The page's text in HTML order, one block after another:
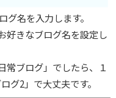
名を入力します。
好きなブログ名を設定し
常ブログ」でしたら、１
グ2」で大丈夫です。